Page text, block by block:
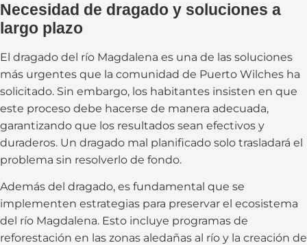
Necesidad de dragado y soluciones a
largo plazo
El dragado del río Magdalena es una de las soluciones
más urgentes que la comunidad de Puerto Wilches ha
solicitado. Sin embargo, los habitantes insisten en que
este proceso debe hacerse de manera adecuada,
garantizando que los resultados sean efectivos y
duraderos. Un dragado mal planificado solo trasladará el
problema sin resolverlo de fondo.
Además del dragado, es fundamental que se
implementen estrategias para preservar el ecosistema
del río Magdalena. Esto incluye programas de
reforestación en las zonas aledañas al río y la creación de